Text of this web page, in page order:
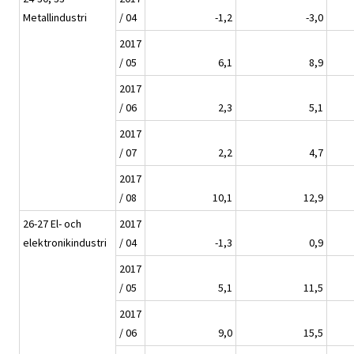
Metallindustri
/ 04
-1,2
-3,0
2017
/ 05
6,1
8,9
2017
/ 06
2,3
5,1
2017
/ 07
2,2
4,7
2017
/ 08
10,1
12,9
26-27 El- och
elektronikindustri
2017
/ 04
-1,3
0,9
2017
/ 05
5,1
11,5
2017
/ 06
9,0
15,5